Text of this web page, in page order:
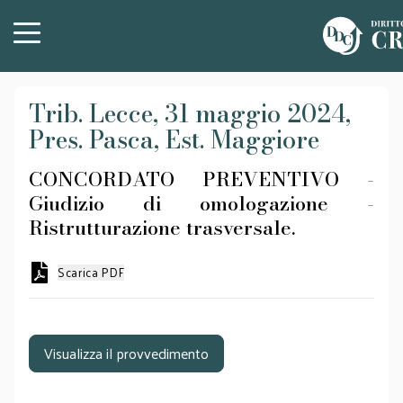
Trib. Lecce, 31 maggio 2024,
Pres. Pasca, Est. Maggiore
CONCORDATO PREVENTIVO -
Giudizio di omologazione -
Ristrutturazione trasversale.
Scarica PDF
Visualizza il provvedimento